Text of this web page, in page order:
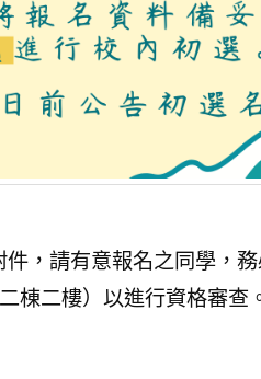
件，請有意報名之同學，
棟二樓）以進行資格審查